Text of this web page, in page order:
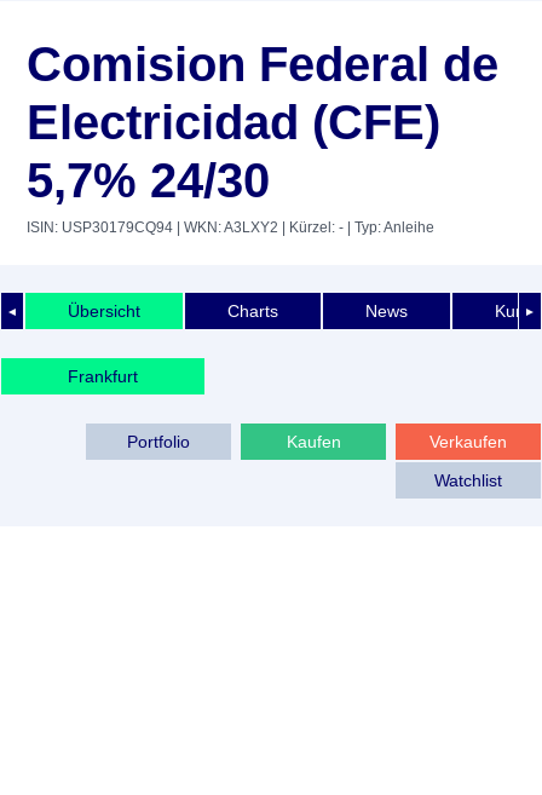
Comision Federal de
Electricidad (CFE)
5,7% 24/30
ISIN: USP30179CQ94 | WKN: A3LXY2 | Kürzel: - | Typ: Anleihe
◄ ►
Übersicht Charts News
Frankfurt
Verkaufen
Kaufen
Portfolio
Watchlist